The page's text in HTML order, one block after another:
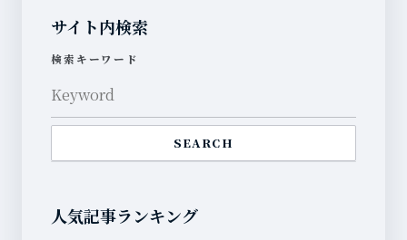
サイト内検索
検索キーワード
SEARCH
人気記事ランキング